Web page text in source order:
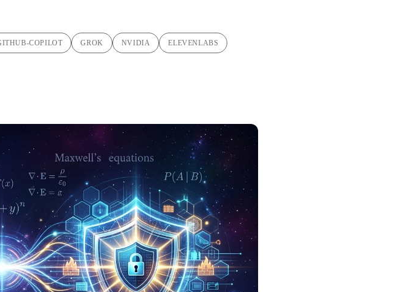
COPILOT GROK NVIDIA ELEVENLABS